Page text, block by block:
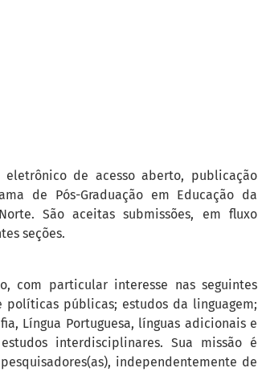
eletrônico de acesso aberto, publicação
de Pós-Graduação em Educação da
São aceitas submissões, em fluxo
seções.
com particular interesse nas seguintes
políticas públicas; estudos da linguagem;
Língua Portuguesa, línguas adicionais e
interdisciplinares. Sua missão é
independentemente de